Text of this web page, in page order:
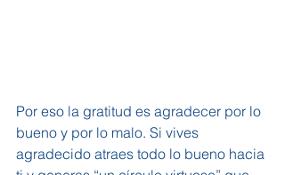
Por eso la gratitud es agradecer por lo
bueno y por lo malo. Si vives
agradecido atraes todo lo bueno hacia